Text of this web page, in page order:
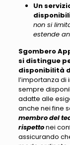
Un
non si
estende
Sgombero
si distingue
disponibilità
l’importanza di
sempre
adatte alle
anche nei fine
membro del
rispettonei
assicurando